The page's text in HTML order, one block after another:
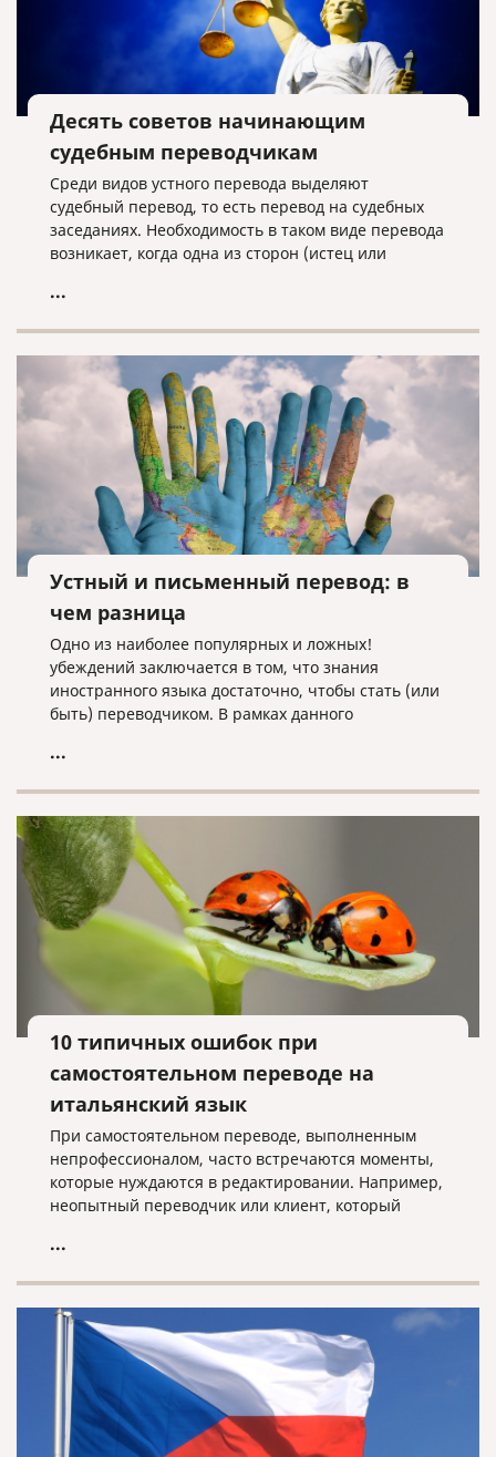
Десять советов начинающим
судебным переводчикам
Среди видов устного перевода выделяют
судебный перевод, то есть перевод на судебных
заседаниях. Необходимость в таком виде перевода
возникает, когда одна из сторон (истец или
...
Устный и письменный перевод: в
чем разница
Одно из наиболее популярных и ложных!
убеждений заключается в том, что знания
иностранного языка достаточно, чтобы стать (или
быть) переводчиком. В рамках данного
очевидное убеждение – письменный переводчик
представления о различиях между работой
устного и письменного переводчика.
...
10 типичных ошибок при
самостоятельном переводе на
итальянский язык
При самостоятельном переводе, выполненным
непрофессионалом, часто встречаются моменты,
которые нуждаются в редактировании. Например,
неопытный переводчик или клиент, который
соблюдает оформление оригинала, считая, что это
ФИО, подпись и т.д.). При профессиональном
переводе такие ошибки недопустимы!
...